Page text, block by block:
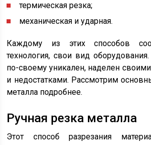
термическая резка;
механическая и ударная.
Каждому из этих способов
технология, свои вид
по-своему уникален, наделен
и недостатками. Рассмотрим
металла подробнее.
Ручная резка металла
Этот способ разрезания